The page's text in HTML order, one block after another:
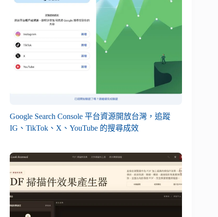
Google Search Console 平台資源開放台灣，追蹤
IG、TikTok、X、YouTube 的搜尋成效